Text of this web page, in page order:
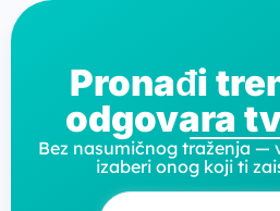
Pronađi
odgovara
Bez nasumičnog traženja —
izaberi onog koji ti